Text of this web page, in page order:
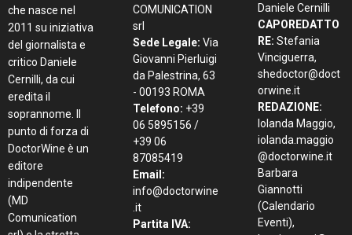
che nasce nel
2011 su iniziativa
del giornalista e
critico Daniele
Cernilli, da cui
eredita il
soprannome. Il
punto di forza di
DoctorWine è un
editore
indipendente
(MD
Comunication
COMUNICATION
srl
Sede Legale: Via
Giovanni Pierluigi
da Palestrina, 63
- 00193 ROMA
Telefono: +39
06 5895156 /
+39 06
87085419
Email:
info@doctorwine
.it
Partita IVA:
Daniele Cernilli
CAPOREDATTO
RE: Stefania
Vinciguerra,
shedoctor@doct
orwine.it
REDAZIONE:
Iolanda Maggio,
iolanda.maggio
@doctorwine.it
Barbara
Giannotti
(Calendario
Eventi),